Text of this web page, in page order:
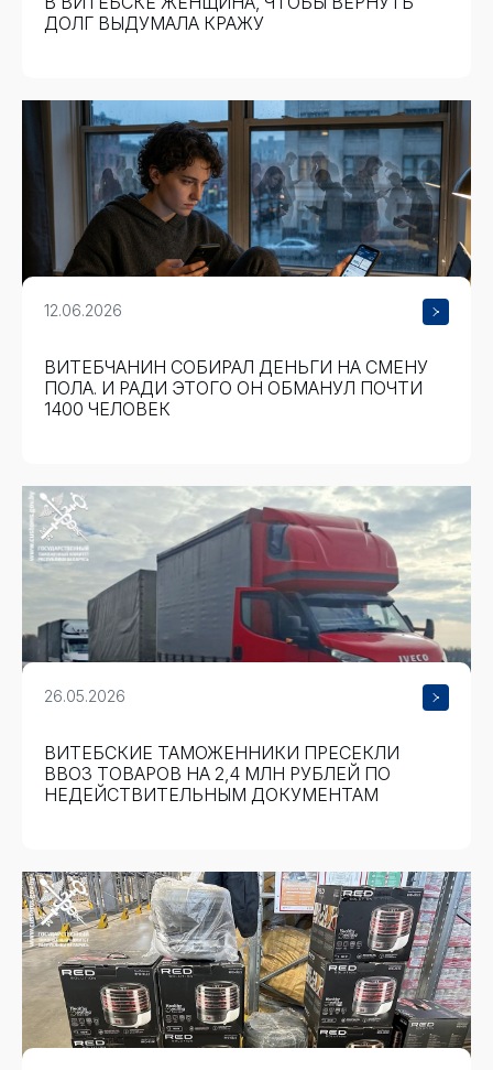
ДОЛГ ВЫДУМАЛА КРАЖУ
12.06.2026
ВИТЕБЧАНИН СОБИРАЛ ДЕНЬГИ НА СМЕНУ
ПОЛА. И РАДИ ЭТОГО ОН ОБМАНУЛ ПОЧТИ
1400 ЧЕЛОВЕК
26.05.2026
ВИТЕБСКИЕ ТАМОЖЕННИКИ ПРЕСЕКЛИ
ВВОЗ ТОВАРОВ НА 2,4 МЛН РУБЛЕЙ ПО
НЕДЕЙСТВИТЕЛЬНЫМ ДОКУМЕНТАМ